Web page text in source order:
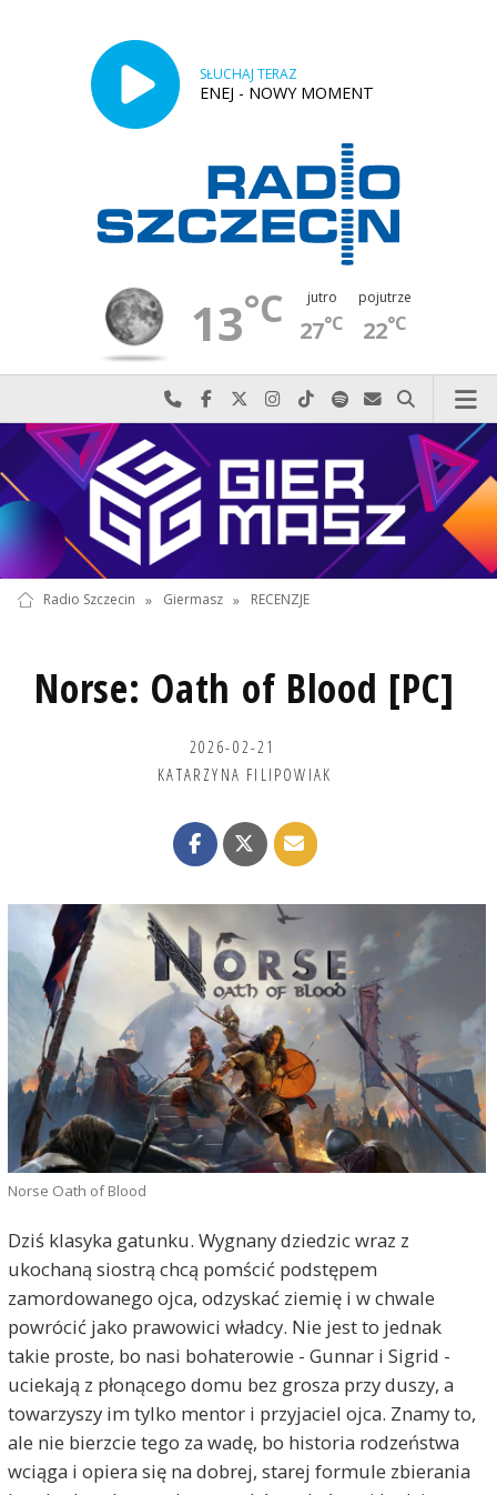
SŁUCHAJ TERAZ
ENEJ - NOWY MOMENT
13°C jutro
27°C
pojutrze
22°C
Najlepiej po prostu do nas zadzwoń
Odwiedź nas na Facebook-u
Odwiedź nas na X
Odwiedź nas na Instagram-ie
Odwiedź nas na TikTok-u
Szukaj nas na Spotify
Wyślij do nas
Szukaj
Radio Szczecin » Giermasz » RECENZJE
Norse: Oath of Blood [PC]
2026-02-21
KATARZYNA FILIPOWIAK
Norse Oath of Blood
Dziś klasyka gatunku. Wygnany dziedzic wraz z
ukochaną siostrą chcą pomścić podstępem
zamordowanego ojca, odzyskać ziemię i w chwale
powrócić jako prawowici władcy. Nie jest to jednak
takie proste, bo nasi bohaterowie - Gunnar i Sigrid -
uciekają z płonącego domu bez grosza przy duszy, a
towarzyszy im tylko mentor i przyjaciel ojca. Znamy to,
ale nie bierzcie tego za wadę, bo historia rodzeństwa
wciąga i opiera się na dobrej, starej formule zbierania